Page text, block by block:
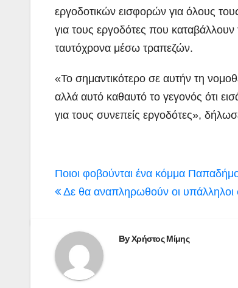
εργοδοτικών εισφορών για όλους
για τους εργοδότες που
ταυτόχρονα μέσω τραπεζών.
«Το σημαντικότερο σε αυτήν τη
αλλά αυτό καθαυτό το γεγονός ότι
για τους συνεπείς εργοδότες»,
Πλοήγηση
άρθρων
Ποιοι φοβούνται ένα κόμμα
Δε θα αναπληρωθούν οι υπάλληλοι
ByΧρήστος Μίμης